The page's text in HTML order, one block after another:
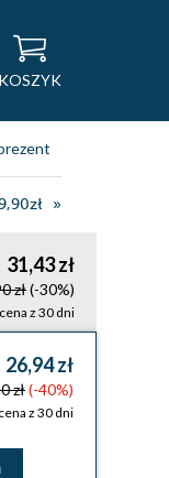
KOSZYK
31,43 zł
zł(-30%)
z 30 dni
26,94 zł
zł(-40%)
z 30 dni